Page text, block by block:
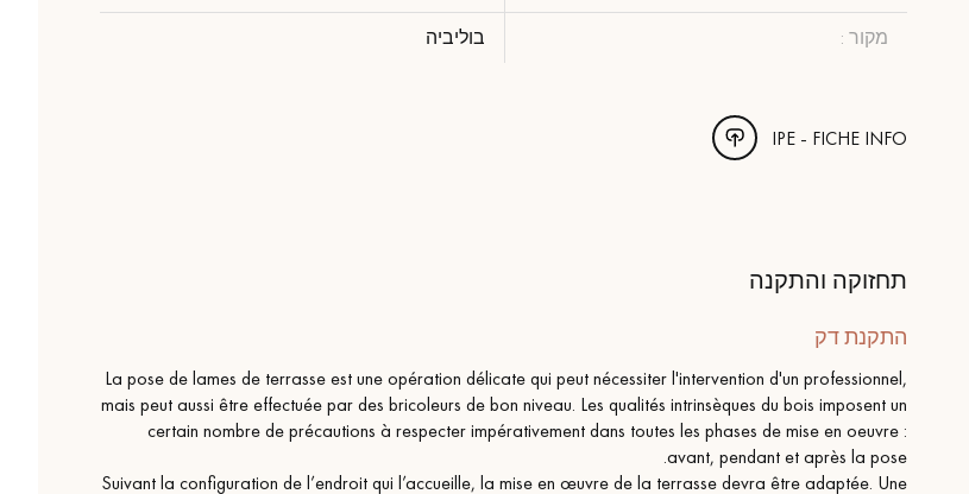
מקור : בוליביה
IPE - FICHE INFO
תחזוקה והתקנה
התקנת דק
La pose de lames de terrasse est une opération délicate qui peut nécessiter l'intervention d'un professionnel,
mais peut aussi être effectuée par des bricoleurs de bon niveau. Les qualités intrinsèques du bois imposent un
certain nombre de précautions à respecter impérativement dans toutes les phases de mise en oeuvre :
avant, pendant et après la pose.
Suivant la configuration de l’endroit qui l’accueille, la mise en œuvre de la terrasse devra être adaptée. Une